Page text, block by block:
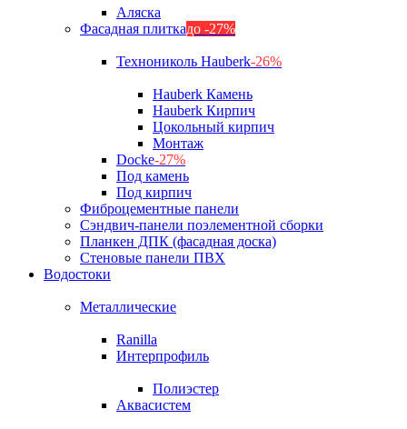
Аляска
Фасадная плиткадо -27%
Технониколь Hauberk-26%
Hauberk Камень
Hauberk Кирпич
Цокольный кирпич
Монтаж
Docke-27%
Под камень
Под кирпич
Фиброцементные панели
Сэндвич-панели поэлементной сборки
Планкен ДПК (фасадная доска)
Стеновые панели ПВХ
Водостоки
Металлические
Ranilla
Интерпрофиль
Полиэстер
Аквасистем